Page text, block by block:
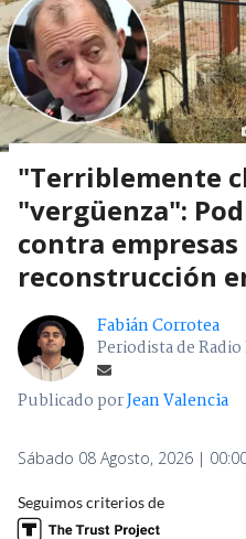
"Terriblemente
"vergüenza":
contra
reconstrucción
Fabián Corrotea
Periodista de
Publicado porJean Valencia
Sábado 08 Agosto, 2026 |
Seguimos criterios de